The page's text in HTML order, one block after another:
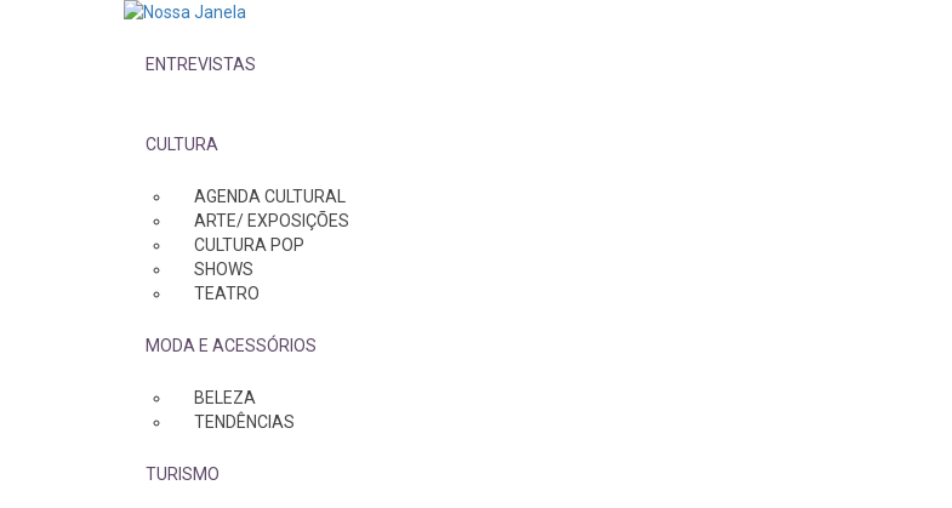
ENTREVISTAS
CULTURA
AGENDA CULTURAL
ARTE/ EXPOSIÇÕES
CULTURA POP
SHOWS
TEATRO
MODA E ACESSÓRIOS
BELEZA
TENDÊNCIAS
TURISMO